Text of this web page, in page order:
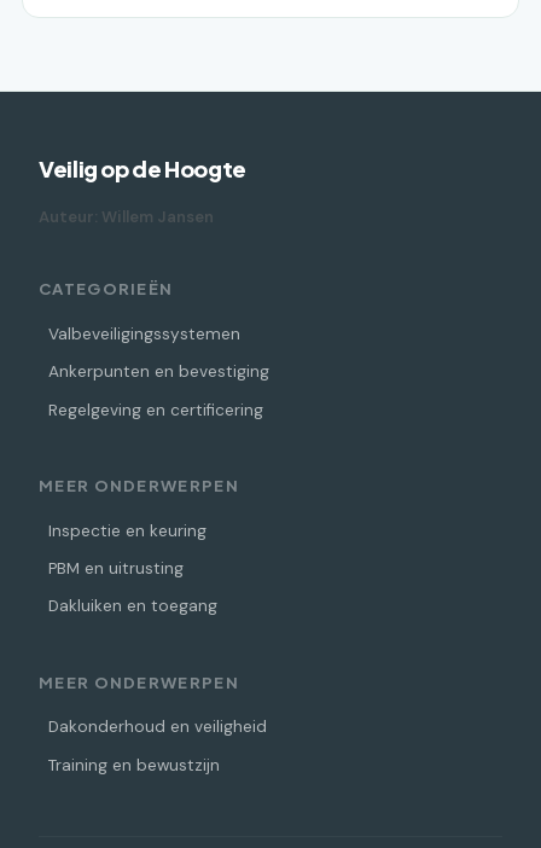
Veilig op de Hoogte
Auteur: Willem Jansen
CATEGORIEËN
Valbeveiligingssystemen
Ankerpunten en bevestiging
Regelgeving en certificering
MEER ONDERWERPEN
Inspectie en keuring
PBM en uitrusting
Dakluiken en toegang
MEER ONDERWERPEN
Dakonderhoud en veiligheid
Training en bewustzijn